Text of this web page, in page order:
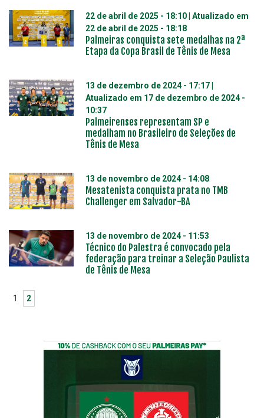
22 de abril de 2025 - 18:10 | Atualizado em
22 de abril de 2025 - 18:18
Palmeiras conquista sete medalhas na 2ª
Etapa da Copa Brasil de Tênis de Mesa
13 de dezembro de 2024 - 17:17
Atualizado em 17 de dezembro de 2024 -
10:37
Palmeirenses representam SP e
medalham no Brasileiro de Seleções de
Tênis de Mesa
13 de novembro de 2024 - 14:08
Mesatenista conquista prata no TMB
Challenger em Salvador-BA
13 de novembro de 2024 - 11:53
Técnico do Palestra é convocado pela
federação para treinar a Seleção Paulista
de Tênis de Mesa
1 2